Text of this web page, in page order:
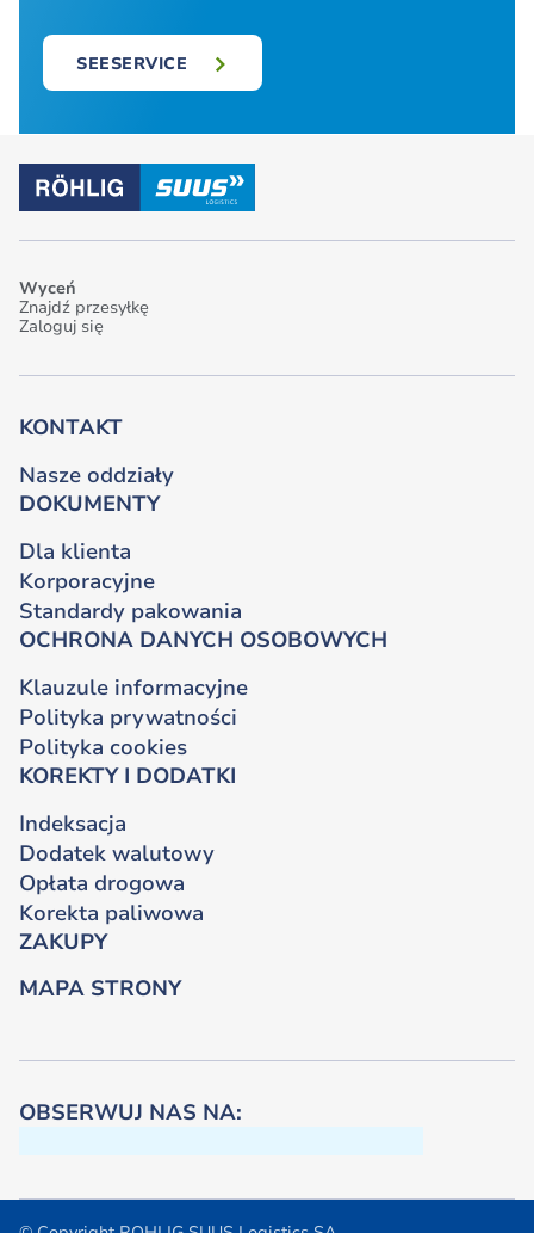
SEESERVICE
OBSERWUJ NAS NA:
Wyceń
Znajdź przesyłkę
Zaloguj się
KONTAKT
Nasze oddziały
DOKUMENTY
Dla klienta
Korporacyjne
Standardy pakowania
OCHRONA DANYCH OSOBOWYCH
Klauzule informacyjne
Polityka prywatności
Polityka cookies
KOREKTY I DODATKI
Indeksacja
Dodatek walutowy
Opłata drogowa
Korekta paliwowa
ZAKUPY
MAPA STRONY